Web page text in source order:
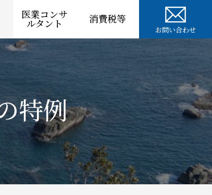
医業コンサ
ルタント 消費税等
お問い合わせ
特例